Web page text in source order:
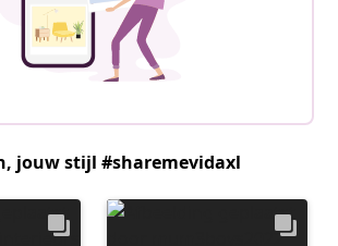
jouw stijl #sharemevidaxl